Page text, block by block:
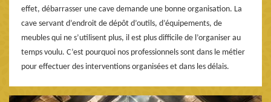
effet, débarrasser une cave demande une bonne organisation. La
cave servant d’endroit de dépôt d’outils, d’équipements, de
meubles qui ne s’utilisent plus, il est plus difficile de l’organiser au
temps voulu. C’est pourquoi nos professionnels sont dans le métier
pour effectuer des interventions organisées et dans les délais.